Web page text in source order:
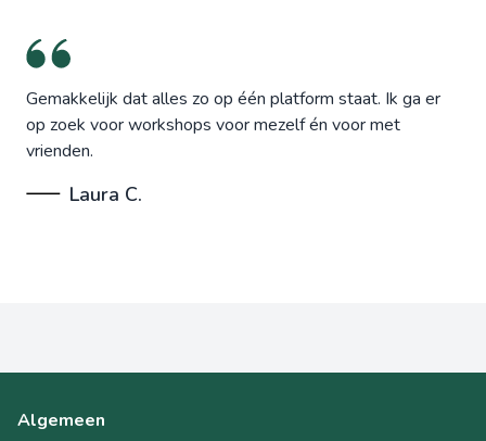
Gemakkelijk dat alles zo op één platform staat. Ik ga er
op zoek voor workshops voor mezelf én voor met
vrienden.
Laura C.
Algemeen